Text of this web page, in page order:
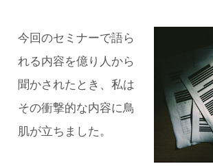
今回のセミナーで語ら
れる内容を億り人から
聞かされたとき、私は
その衝撃的な内容に鳥
肌が立ちました。